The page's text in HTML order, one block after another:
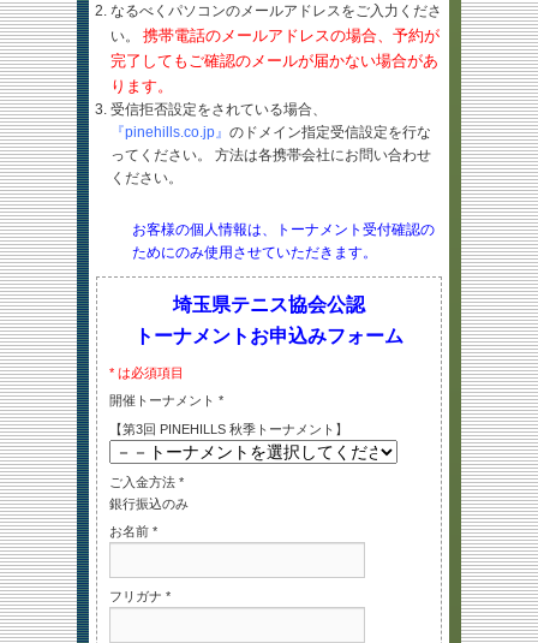
なるべくパソコンのメールアドレスをご入力くださ
い。 携帯電話のメールアドレスの場合、予約が
完了してもご確認のメールが届かない場合があ
ります。
受信拒否設定をされている場合、
『pinehills.co.jp』 のドメイン指定受信設定を行な
ってください。 方法は各携帯会社にお問い合わせ
ください。
お客様の個人情報は、トーナメント受付確認の
ためにのみ使用させていただきます。
埼玉県テニス協会公認
トーナメントお申込みフォーム
* は必須項目
開催トーナメント *
【第3回 PINEHILLS 秋季トーナメント】
ご入金方法 *
銀行振込のみ
お名前 *
フリガナ *